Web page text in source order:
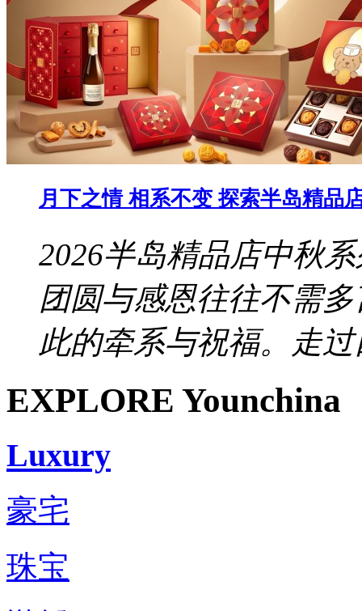
月下之情 相系不变 探索半岛精品
2026半岛精品店中秋
团圆与感恩往往不需
此的牵系与祝福。走
EXPLORE Younchina
Luxury
豪宅
珠宝